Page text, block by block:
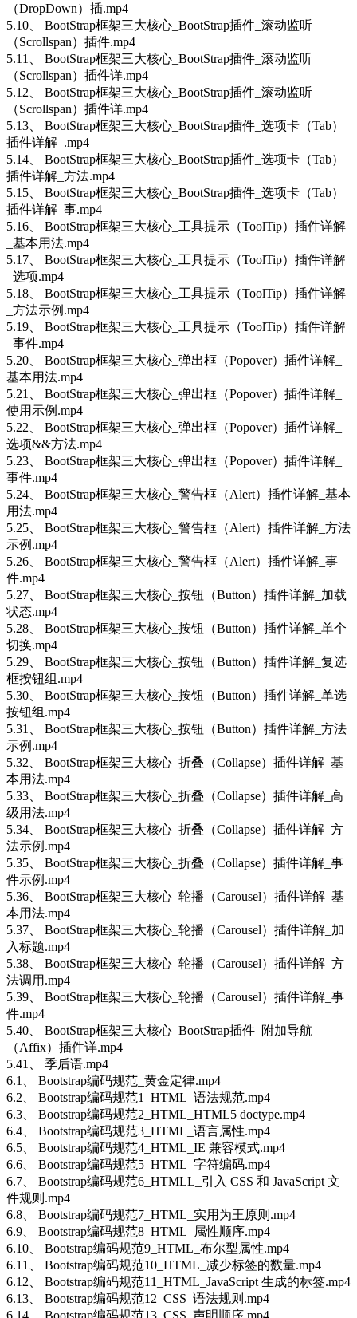
（DropDown）插.mp4
5.10、 BootStrap框架三大核心_BootStrap插件_滚动监听
（Scrollspan）插件.mp4
5.11、 BootStrap框架三大核心_BootStrap插件_滚动监听
（Scrollspan）插件详.mp4
5.12、 BootStrap框架三大核心_BootStrap插件_滚动监听
（Scrollspan）插件详.mp4
5.13、 BootStrap框架三大核心_BootStrap插件_选项卡（Tab）
插件详解_.mp4
5.14、 BootStrap框架三大核心_BootStrap插件_选项卡（Tab）
插件详解_方法.mp4
5.15、 BootStrap框架三大核心_BootStrap插件_选项卡（Tab）
插件详解_事.mp4
5.16、 BootStrap框架三大核心_工具提示（ToolTip）插件详解
_基本用法.mp4
5.17、 BootStrap框架三大核心_工具提示（ToolTip）插件详解
_选项.mp4
5.18、 BootStrap框架三大核心_工具提示（ToolTip）插件详解
_方法示例.mp4
5.19、 BootStrap框架三大核心_工具提示（ToolTip）插件详解
_事件.mp4
5.20、 BootStrap框架三大核心_弹出框（Popover）插件详解_
基本用法.mp4
5.21、 BootStrap框架三大核心_弹出框（Popover）插件详解_
使用示例.mp4
5.22、 BootStrap框架三大核心_弹出框（Popover）插件详解_
选项&&方法.mp4
5.23、 BootStrap框架三大核心_弹出框（Popover）插件详解_
事件.mp4
5.24、 BootStrap框架三大核心_警告框（Alert）插件详解_基本
用法.mp4
5.25、 BootStrap框架三大核心_警告框（Alert）插件详解_方法
示例.mp4
5.26、 BootStrap框架三大核心_警告框（Alert）插件详解_事
件.mp4
5.27、 BootStrap框架三大核心_按钮（Button）插件详解_加载
状态.mp4
5.28、 BootStrap框架三大核心_按钮（Button）插件详解_单个
切换.mp4
5.29、 BootStrap框架三大核心_按钮（Button）插件详解_复选
框按钮组.mp4
5.30、 BootStrap框架三大核心_按钮（Button）插件详解_单选
按钮组.mp4
5.31、 BootStrap框架三大核心_按钮（Button）插件详解_方法
示例.mp4
5.32、 BootStrap框架三大核心_折叠（Collapse）插件详解_基
本用法.mp4
5.33、 BootStrap框架三大核心_折叠（Collapse）插件详解_高
级用法.mp4
5.34、 BootStrap框架三大核心_折叠（Collapse）插件详解_方
法示例.mp4
5.35、 BootStrap框架三大核心_折叠（Collapse）插件详解_事
件示例.mp4
5.36、 BootStrap框架三大核心_轮播（Carousel）插件详解_基
本用法.mp4
5.37、 BootStrap框架三大核心_轮播（Carousel）插件详解_加
入标题.mp4
5.38、 BootStrap框架三大核心_轮播（Carousel）插件详解_方
法调用.mp4
5.39、 BootStrap框架三大核心_轮播（Carousel）插件详解_事
件.mp4
5.40、 BootStrap框架三大核心_BootStrap插件_附加导航
（Affix）插件详.mp4
5.41、 季后语.mp4
6.1、 Bootstrap编码规范_黄金定律.mp4
6.2、 Bootstrap编码规范1_HTML_语法规范.mp4
6.3、 Bootstrap编码规范2_HTML_HTML5 doctype.mp4
6.4、 Bootstrap编码规范3_HTML_语言属性.mp4
6.5、 Bootstrap编码规范4_HTML_IE 兼容模式.mp4
6.6、 Bootstrap编码规范5_HTML_字符编码.mp4
6.7、 Bootstrap编码规范6_HTMLL_引入 CSS 和 JavaScript 文
件规则.mp4
6.8、 Bootstrap编码规范7_HTML_实用为王原则.mp4
6.9、 Bootstrap编码规范8_HTML_属性顺序.mp4
6.10、 Bootstrap编码规范9_HTML_布尔型属性.mp4
6.11、 Bootstrap编码规范10_HTML_减少标签的数量.mp4
6.12、 Bootstrap编码规范11_HTML_JavaScript 生成的标签.mp4
6.13、 Bootstrap编码规范12_CSS_语法规则.mp4